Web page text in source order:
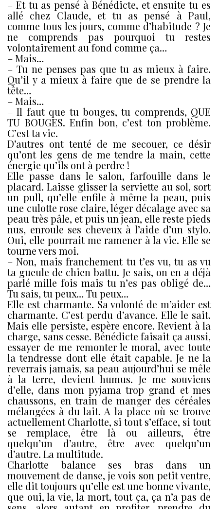
– Et tu as pensé à Bénédicte, et ensuite tu es
allé chez Claude, et tu as pensé à Paul,
comme tous les jours, comme d’habitude ? Je
ne comprends pas pourquoi tu restes
volontairement au fond comme ça…
– Mais…
– Tu ne penses pas que tu as mieux à faire.
Qu’il y a mieux à faire que de se prendre la
tête…
– Mais…
– Il faut que tu bouges, tu comprends, QUE
TU BOUGES. Enfin bon, c’est ton problème.
C’est ta vie.
D’autres ont tenté de me secouer, ce désir
qu’ont les gens de me tendre la main, cette
énergie qu’ils ont à perdre !
Elle passe dans le salon, farfouille dans le
placard. Laisse glisser la serviette au sol, sort
un pull, qu’elle enfile à même la peau, puis
une culotte rose claire, léger décalage avec sa
peau très pâle, et puis un jean, elle reste pieds
nus, enroule ses cheveux à l’aide d’un stylo.
Oui, elle pourrait me ramener à la vie. Elle se
tourne vers moi.
– Non, mais franchement tu t’es vu, tu as vu
ta gueule de chien battu. Je sais, on en a déjà
parlé mille fois mais tu n’es pas obligé de…
Tu sais, tu peux… Tu peux…
Elle est charmante. Sa volonté de m’aider est
charmante. C’est perdu d’avance. Elle le sait.
Mais elle persiste, espère encore. Revient à la
charge, sans cesse. Bénédicte faisait ça aussi,
essayer de me remonter le moral, avec toute
la tendresse dont elle était capable. Je ne la
reverrais jamais, sa peau aujourd’hui se mêle
à la terre, devient humus. Je me souviens
d’elle, dans mon pyjama trop grand et mes
chaussons, en train de manger des céréales
mélangées à du lait. A la place où se trouve
actuellement Charlotte, si tout s’efface, si tout
se remplace, être là ou ailleurs, être
quelqu’un d’autre, être avec quelqu’un
d’autre. La multitude.
Charlotte balance ses bras dans un
mouvement de danse, je vois son petit ventre,
elle dit toujours qu’elle est une bonne vivante,
que oui, la vie, la mort, tout ça, ça n’a pas de